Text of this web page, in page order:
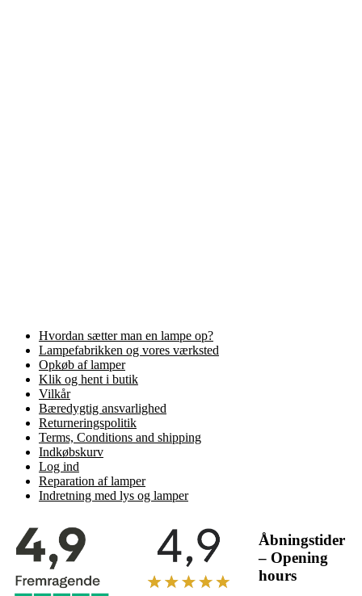
Hvordan sætter man en lampe op?
Lampefabrikken og vores værksted
Opkøb af lamper
Klik og hent i butik
Vilkår
Bæredygtig ansvarlighed
Returneringspolitik
Terms, Conditions and shipping
Indkøbskurv
Log ind
Reparation af lamper
Indretning med lys og lamper
Åbningstider
– Opening
hours